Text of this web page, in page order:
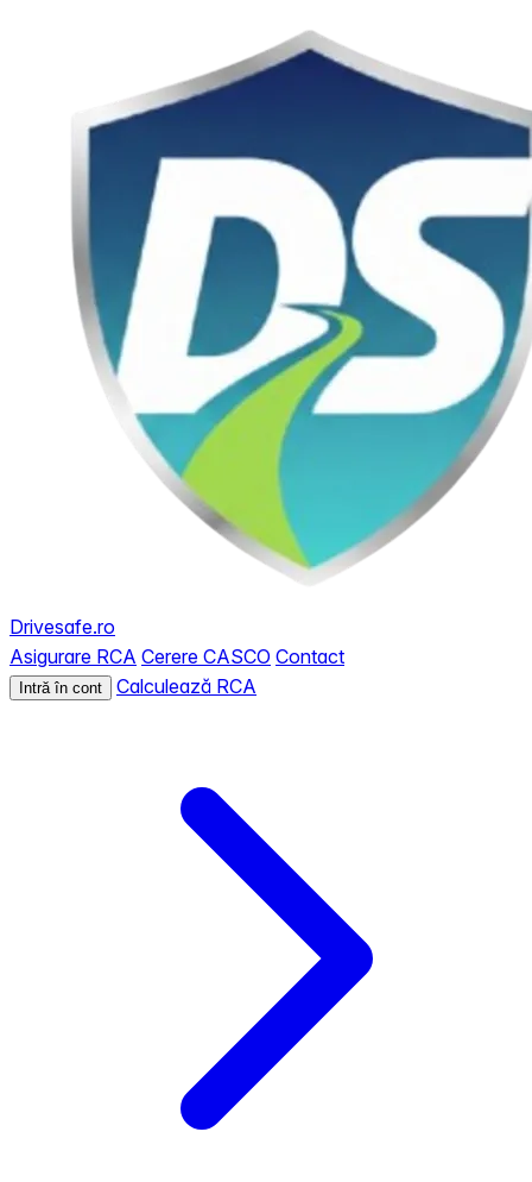
Drivesafe.ro
Asigurare RCA Cerere CASCO Contact
Intră în cont Calculează RCA